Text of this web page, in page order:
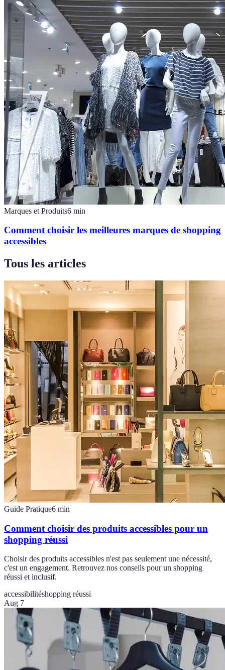
Marques et Produits6 min
Comment choisir les meilleures marques de shopping
accessibles
Tous les articles
Guide Pratique6 min
Comment choisir des produits accessibles pour un
shopping réussi
Choisir des produits accessibles n'est pas seulement une nécessité,
c'est un engagement. Retrouvez nos conseils pour un shopping
réussi et inclusif.
accessibilitéshopping réussi
Aug 7